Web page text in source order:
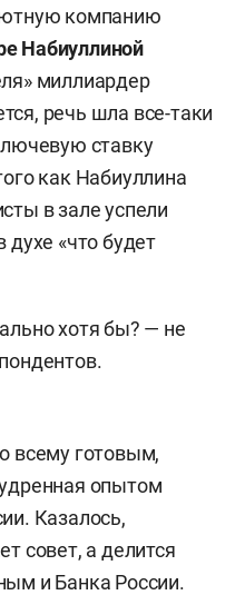
компанию
Набиуллиной
миллиардер
речь шла все-таки
ставку
как Набиуллина
в зале успели
духе «что будет
хотя бы? — не
всему готовым,
опытом
Казалось,
совет, а делится
и Банка России.